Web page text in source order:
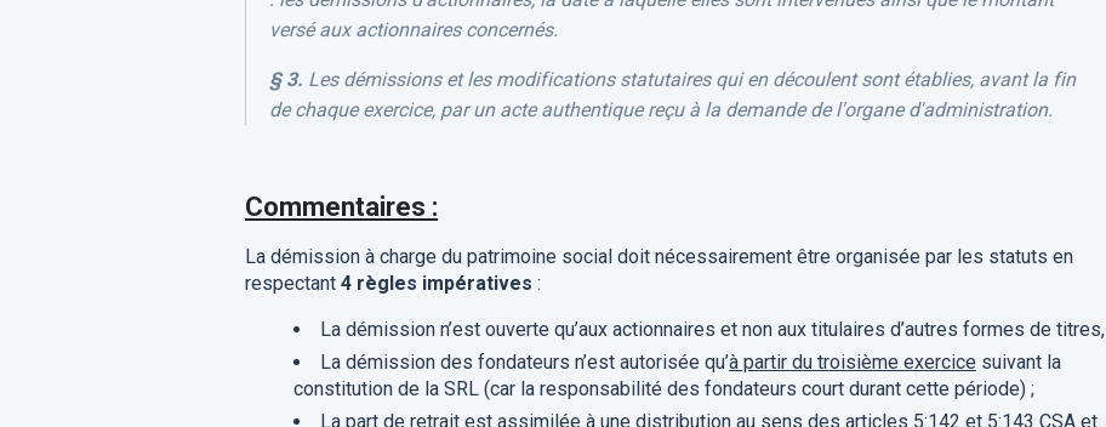
versé aux actionnaires concernés.
§ 3. Les démissions et les modifications statutaires qui en découlent sont établies, avant la fin
de chaque exercice, par un acte authentique reçu à la demande de l'organe d'administration.
Commentaires :
La démission à charge du patrimoine social doit nécessairement être organisée par les statuts en
respectant 4 règles impératives :
La démission n’est ouverte qu’aux actionnaires et non aux titulaires d’autres formes de titres,
La démission des fondateurs n’est autorisée qu’à partir du troisième exercice suivant la
constitution de la SRL (car la responsabilité des fondateurs court durant cette période) ;
La part de retrait est assimilée à une distribution au sens des articles 5:142 et 5:143 CSA et